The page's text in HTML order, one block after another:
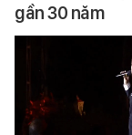
gần 30 năm